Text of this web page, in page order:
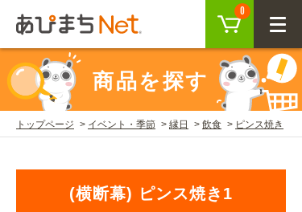
0
CLOSE
ログイン
会員登録
商品を探す
SEARCH
商品を探す
トップページ イベント・季節 縁日 飲食 ピンス焼き
(横断幕) ピンス焼き1